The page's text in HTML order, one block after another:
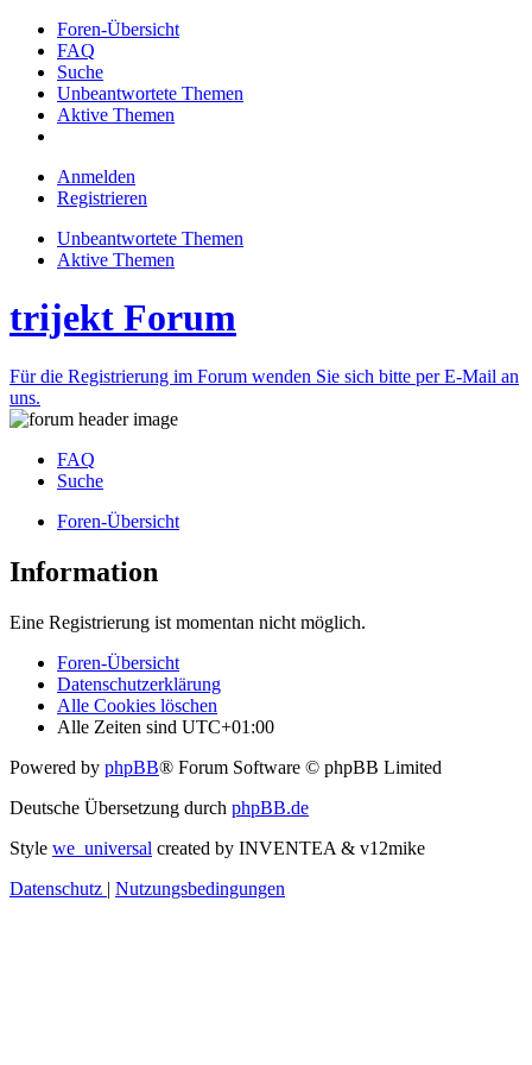
Foren-Übersicht
FAQ
Suche
Unbeantwortete Themen
Aktive Themen
Anmelden
Registrieren
Unbeantwortete Themen
Aktive Themen
trijekt Forum
Für die Registrierung im Forum wenden Sie sich bitte per E-Mail an
uns.
FAQ
Suche
Foren-Übersicht
Information
Eine Registrierung ist momentan nicht möglich.
Foren-Übersicht
Datenschutzerklärung
Alle Cookies löschen
Alle Zeiten sind UTC+01:00
Powered by phpBB® Forum Software © phpBB Limited
Deutsche Übersetzung durch phpBB.de
Style we_universal created by INVENTEA & v12mike
Datenschutz | Nutzungsbedingungen